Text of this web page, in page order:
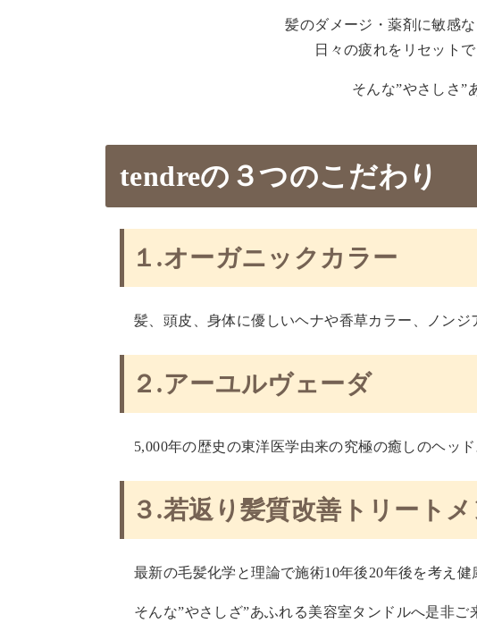
髪のダメージ・薬剤に敏感
日々の疲れをリセット
そんな”やさしさ”
tendreの３つのこだわり
１.オーガニックカラー
髪、頭皮、身体に優しいヘナや香草カラー、ノンジ
２.アーユルヴェーダ
5,000年の歴史の東洋医学由来の究極の癒しのヘッ
３.若返り髪質改善トリートメ
最新の毛髪化学と理論で施術10年後20年後を考え健
そんな”やさしざ”あふれる美容室タンドルへ是非ご